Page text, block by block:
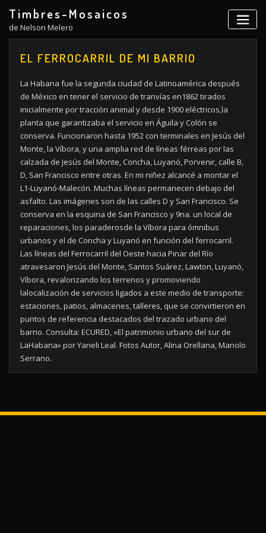
content
Timbres-Mosaicos
de Nelson Melero
EL FERROCARRIL DE MI BARRIO
La Habana fue la segunda ciudad de Latinoamérica después
de México en tener el servicio de tranvías en1862 tirados
inicialmente por tracción animal y desde 1900 eléctricos,la
planta que garantizaba el servicio en Águila y Colón se
conserva. Funcionaron hasta 1952 con terminales en Jesús del
Monte, la Víbora, y una amplia red de líneas férreas por las
calzada de Jesús del Monte, Concha, Luyanó, Porvenir, calle B,
D, San Francisco entre otras. En mi niñez alcancé a montar el
L1-Luyanó-Malecón. Muchas líneas permanecen debajo del
asfalto. Las imágenes son de las calles D y San Francisco. Se
conserva en la esquina de San Francisco y 9na. un local de
reparaciones, los paraderosde la Víbora para ómnibus
urbanos y el de Concha y Luyanó en función del ferrocarril.
Las líneas del Ferrocarril del Oeste hacia Pinar del Río
atravesaron Jesús del Monte, Santos Suárez, Lawton, Luyanó,
Víbora, revalorizando los terrenos y promoviendo
lalocalización de servicios ligados a este medio de transporte:
estaciones, patios, almacenes, talleres, que se convirtieron en
puntos de referencia destacados del trazado urbano del
barrio. Consulta: ECURED, «El patrimonio urbano del sur de
LaHabana» por Yaneli Leal. Fotos Autor, Alina Orellana, Manolo
Serrano.